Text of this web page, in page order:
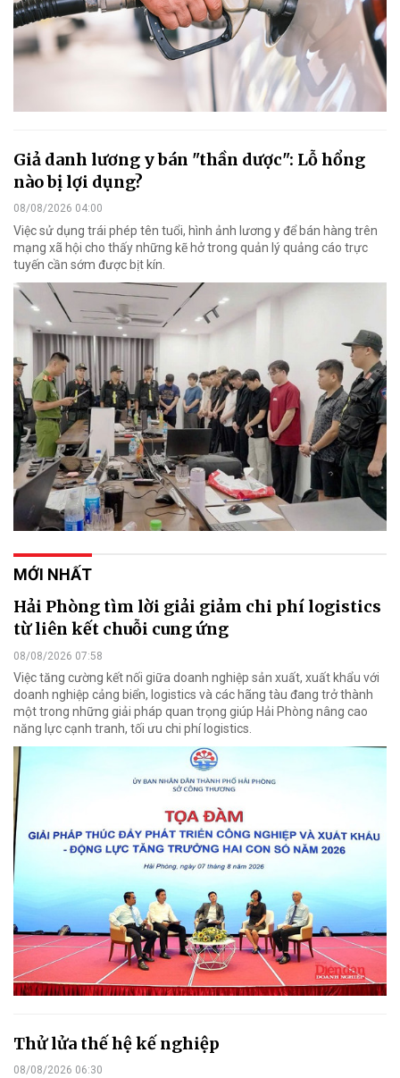
Giả danh lương y bán "thần dược": Lỗ hổng
nào bị lợi dụng?
08/08/2026 04:00
Việc sử dụng trái phép tên tuổi, hình ảnh lương y để bán hàng trên
mạng xã hội cho thấy những kẽ hở trong quản lý quảng cáo trực
tuyến cần sớm được bịt kín.
MỚI NHẤT
Hải Phòng tìm lời giải giảm chi phí logistics
từ liên kết chuỗi cung ứng
08/08/2026 07:58
Việc tăng cường kết nối giữa doanh nghiệp sản xuất, xuất khẩu với
doanh nghiệp cảng biển, logistics và các hãng tàu đang trở thành
một trong những giải pháp quan trọng giúp Hải Phòng nâng cao
năng lực cạnh tranh, tối ưu chi phí logistics.
Thử lửa thế hệ kế nghiệp
08/08/2026 06:30